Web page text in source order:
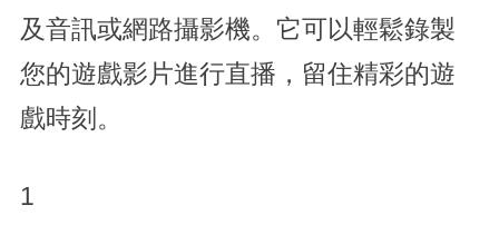
及音訊或網路攝影機。它可以輕鬆錄製
您的遊戲影片進行直播，留住精彩的遊
戲時刻。
1